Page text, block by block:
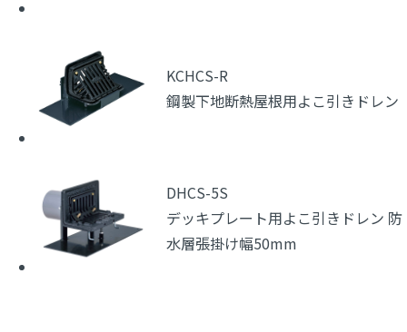
KCHCS-R
鋼製下地断熱屋根用よこ引きドレン
DHCS-5S
デッキプレート用よこ引きドレン 防
水層張掛け幅50mm